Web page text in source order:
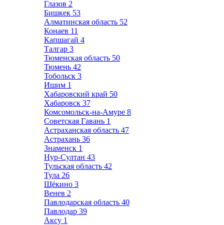
Глазов 2
Бишкек 53
Алматинская область 52
Конаев 11
Капшагай 4
Талгар 3
Тюменская область 50
Тюмень 42
Тобольск 3
Ишим 1
Хабаровский край 50
Хабаровск 37
Комсомольск-на-Амуре 8
Советская Гавань 1
Астраханская область 47
Астрахань 36
Знаменск 1
Нур-Султан 43
Тульская область 42
Тула 26
Щёкино 3
Венев 2
Павлодарская область 40
Павлодар 39
Аксу 1